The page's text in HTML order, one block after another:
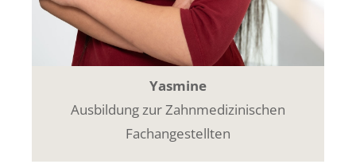
Yasmine
Ausbildung zur Zahnmedizinischen
Fachangestellten